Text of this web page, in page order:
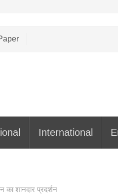
International
का शानदार प्रदर्शन